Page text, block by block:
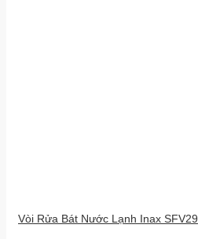
Vòi Rửa Bát Nước Lạnh Inax SFV29